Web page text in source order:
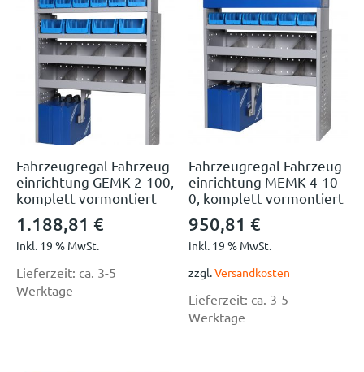
Fahrzeugregal Fahrzeug
einrichtung GEMK 2-100,
komplett vormontiert
1.188,81 €
inkl. 19 % MwSt.
Lieferzeit: ca. 3-5
Werktage
Fahrzeugregal Fahrzeug
einrichtung MEMK 4-10
0, komplett vormontiert
950,81€
inkl. 19 % MwSt.
zzgl.Versandkosten
Lieferzeit: ca. 3-5
Werktage